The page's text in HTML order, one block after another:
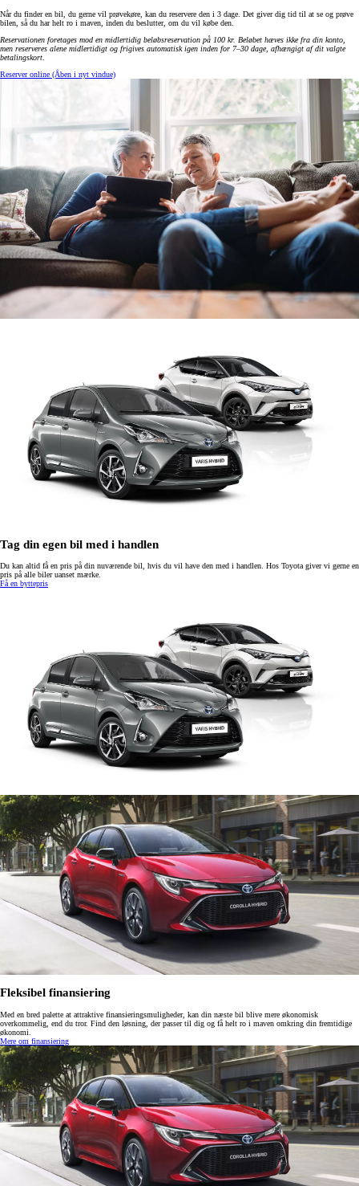
Når du finder en bil, du gerne vil prøvekøre, kan du reservere den i 3 dage. Det giver dig tid til at se og prøve
bilen, så du har helt ro i maven, inden du beslutter, om du vil købe den.
Reservationen foretages mod en midlertidig beløbsreservation på 100 kr. Beløbet hæves ikke fra din konto,
men reserveres alene midlertidigt og frigives automatisk igen inden for 7–30 dage, afhængigt af dit valgte
betalingskort.
Reserver online (Åben i nyt vindue)
Tag din egen bil med i handlen
Du kan altid få en pris på din nuværende bil, hvis du vil have den med i handlen. Hos Toyota giver vi gerne en
pris på alle biler uanset mærke.
Få en byttepris
Fleksibel finansiering
Med en bred palette at attraktive finansieringsmuligheder, kan din næste bil blive mere økonomisk
overkommelig, end du tror. Find den løsning, der passer til dig og få helt ro i maven omkring din fremtidige
økonomi.
Mere om finansiering